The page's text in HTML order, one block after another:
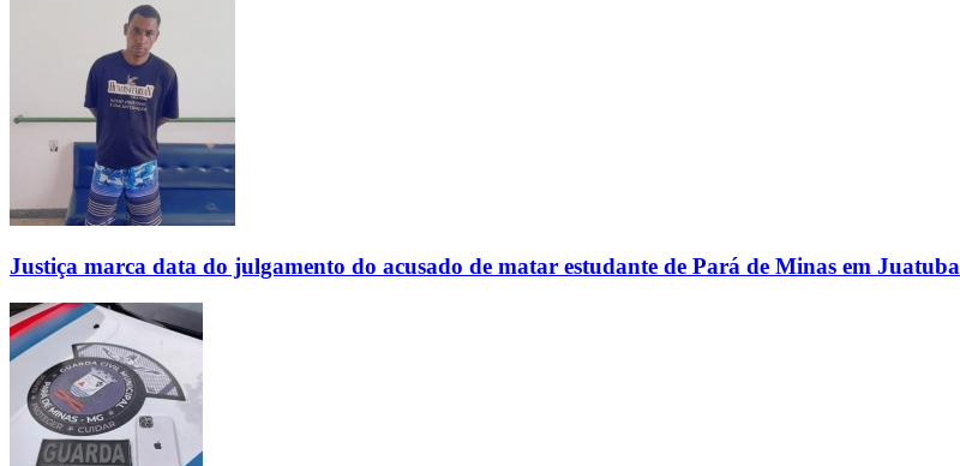
Justiça marca data do julgamento do acusado de matar estudante de Pará de Minas em Juatuba